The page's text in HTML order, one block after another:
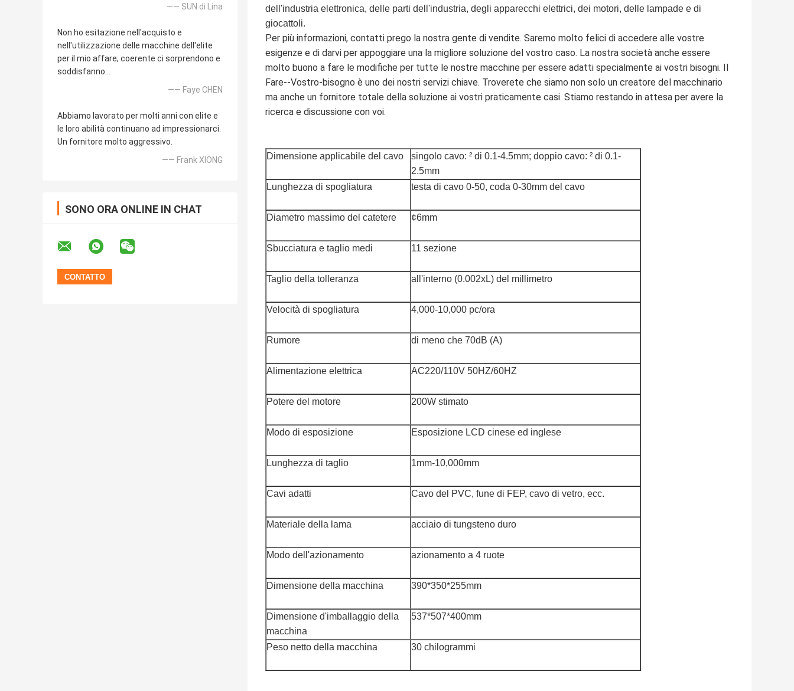
—— SUN di Lina
Non ho esitazione nell'acquisto e
nell'utilizzazione delle macchine dell'elite
per il mio affare; coerente ci sorprendono e
soddisfanno…
—— Faye CHEN
Abbiamo lavorato per molti anni con elite e
le loro abilità continuano ad impressionarci.
Un fornitore molto aggressivo.
—— Frank XIONG
SONO ORA ONLINE IN CHAT
dell'industria elettronica, delle parti dell'industria, degli apparecchi elettrici, dei motori, delle lampade e di
giocattoli.
Per più informazioni, contatti prego la nostra gente di vendite. Saremo molto felici di accedere alle vostre
esigenze e di darvi per appoggiare una la migliore soluzione del vostro caso. La nostra società anche essere
molto buono a fare le modifiche per tutte le nostre macchine per essere adatti specialmente ai vostri bisogni. Il
Fare--Vostro-bisogno è uno dei nostri servizi chiave. Troverete che siamo non solo un creatore del macchinario
ma anche un fornitore totale della soluzione ai vostri praticamente casi. Stiamo restando in attesa per avere la
ricerca e discussione con voi.
Dimensione applicabile del cavo
singolo cavo: ² di 0.1-4.5mm; doppio cavo: ² di 0.1-
2.5mm
Lunghezza di spogliatura
testa di cavo 0-50, coda 0-30mm del cavo
Diametro massimo del catetere ¢6mm
Sbucciatura e taglio medi 11 sezione
Taglio della tolleranza all'interno (0.002xL) del millimetro
Velocità di spogliatura 4,000-10,000 pc/ora
Rumore di meno che 70dB (A)
Alimentazione elettrica AC220/110V 50HZ/60HZ
Potere del motore 200W stimato
Modo di esposizione Esposizione LCD cinese ed inglese
Lunghezza di taglio 1mm-10,000mm
Cavi adatti Cavo del PVC, fune di FEP, cavo di vetro, ecc.
Materiale della lama acciaio di tungsteno duro
Modo dell'azionamento azionamento a 4 ruote
Dimensione della macchina 390*350*255mm
Dimensione d'imballaggio della
macchina
537*507*400mm
Peso netto della macchina 30 chilogrammi